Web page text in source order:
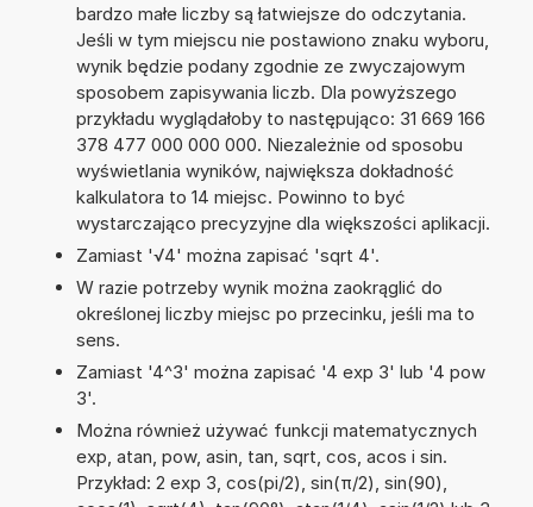
bardzo małe liczby są łatwiejsze do odczytania.
Jeśli w tym miejscu nie postawiono znaku wyboru,
wynik będzie podany zgodnie ze zwyczajowym
sposobem zapisywania liczb. Dla powyższego
przykładu wyglądałoby to następująco: 31 669 166
378 477 000 000 000. Niezależnie od sposobu
wyświetlania wyników, największa dokładność
kalkulatora to 14 miejsc. Powinno to być
wystarczająco precyzyjne dla większości aplikacji.
Zamiast '√4' można zapisać 'sqrt 4'.
W razie potrzeby wynik można zaokrąglić do
określonej liczby miejsc po przecinku, jeśli ma to
sens.
Zamiast '4^3' można zapisać '4 exp 3' lub '4 pow
3'.
Można również używać funkcji matematycznych
exp, atan, pow, asin, tan, sqrt, cos, acos i sin.
Przykład: 2 exp 3, cos(pi/2), sin(π/2), sin(90),